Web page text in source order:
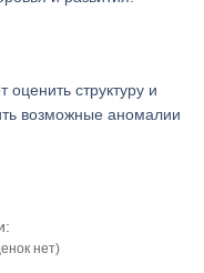
структуру и
возможные аномалии
нет)